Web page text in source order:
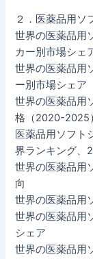
２．医薬品用ソ
世界の医薬品用
カー別市場シェ
世界の医薬品用
ー別市場シェア
世界の医薬品用
格（2020-2025
医薬品用ソフト
界ランキング、
世界の医薬品用
向
世界の医薬品用
世界の医薬品用
シェア
世界の医薬品用